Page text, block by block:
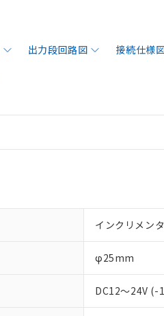
出力段回路図 接続仕様
インクリメン
φ25mm
DC12～24V